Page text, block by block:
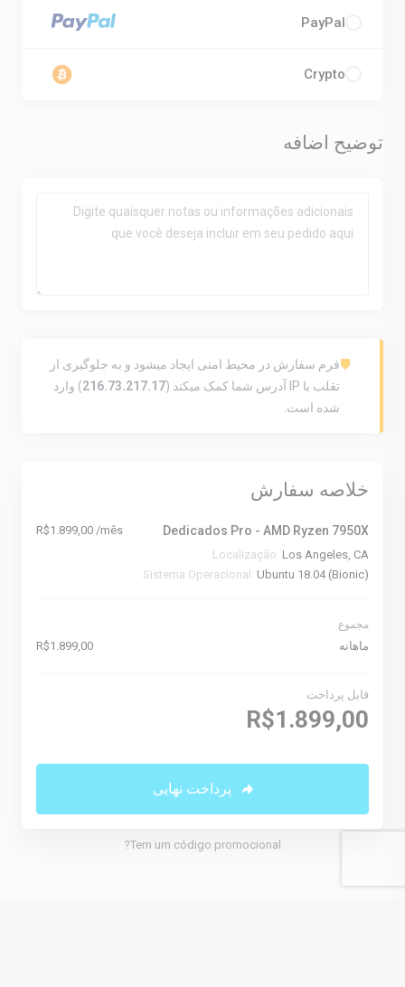
PayPal
Crypto
توضیح اضافه
فرم سفارش در محیط امنی ایجاد میشود و به جلوگیری از
تقلب با IP آدرس شما کمک میکند (
216.73.217.17) وارد
شده است.
خلاصه سفارش
Dedicados Pro - AMD Ryzen 7950X
R$1.899,00 /mês
Localização: Los Angeles, CA
Sistema Operacional: Ubuntu 18.04 (Bionic)
مجموع
ماهانه R$1.899,00
قابل پرداخت
R$1.899,00
پرداخت نهایی
Tem um código promocional?